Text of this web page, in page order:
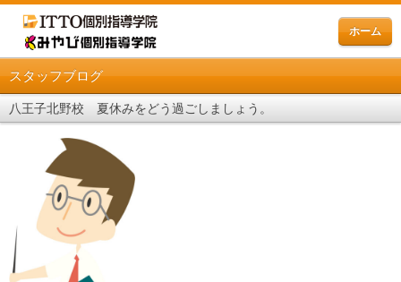
ホーム
スタッフブログ
八王子北野校 夏休みをどう過ごしましょう。